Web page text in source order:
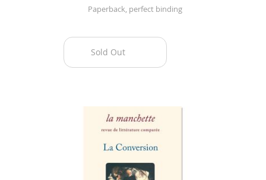
Paperback, perfect binding
Sold Out